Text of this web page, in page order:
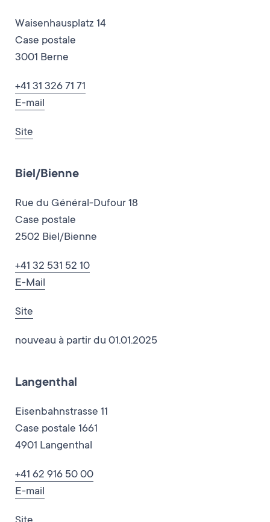
Waisenhausplatz 14
Case postale
3001 Berne
+41 31 326 71 71
E-mail
Site
Biel/Bienne
Rue du Général-Dufour 18
Case postale
2502 Biel/Bienne
+41 32 531 52 10
E-Mail
Site
nouveau à partir du 01.01.2025
Langenthal
Eisenbahnstrasse 11
Case postale 1661
4901 Langenthal
+41 62 916 50 00
E-mail